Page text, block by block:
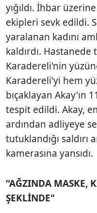
yığıldı. İhbar
ekipleri sevk edildi.
yaralanan kadını
kaldırdı. Hastanede
Karadereli'nin
Karadereli'yi hem
bıçaklayan Akay'ın
tespit edildi. Akay,
ardından adliyeye
tutuklandığı saldırı
kamerasına yansıdı.
“AĞZINDA MASKE,
ŞEKLİNDE"